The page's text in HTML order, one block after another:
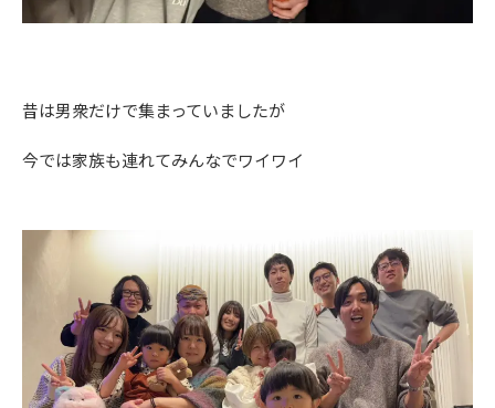
昔は男衆だけで集まっていましたが
今では家族も連れてみんなでワイワイ